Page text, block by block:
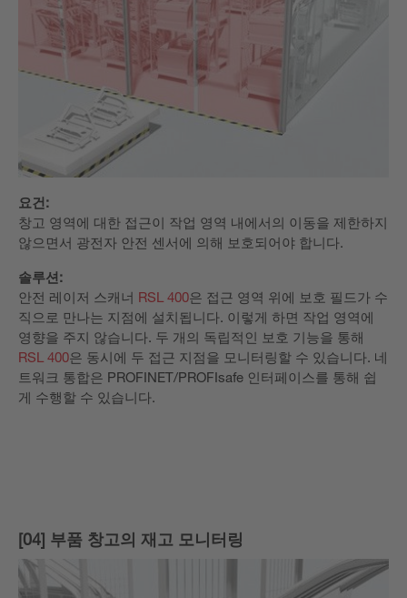
요건:
창고 영역에 대한 접근이 작업 영역 내에서의 이동을 제한하지
않으면서 광전자 안전 센서에 의해 보호되어야 합니다.
솔루션:
안전 레이저 스캐너 RSL 400은 접근 영역 위에 보호 필드가 수
직으로 만나는 지점에 설치됩니다. 이렇게 하면 작업 영역에
영향을 주지 않습니다. 두 개의 독립적인 보호 기능을 통해
RSL 400은 동시에 두 접근 지점을 모니터링할 수 있습니다. 네
트워크 통합은 PROFINET/PROFIsafe 인터페이스를 통해 쉽
게 수행할 수 있습니다.
[04] 부품 창고의 재고 모니터링